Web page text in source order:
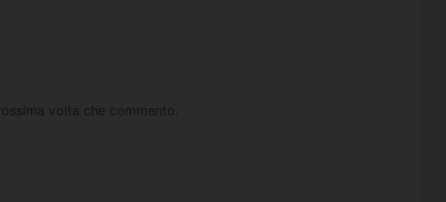
volta che commento.